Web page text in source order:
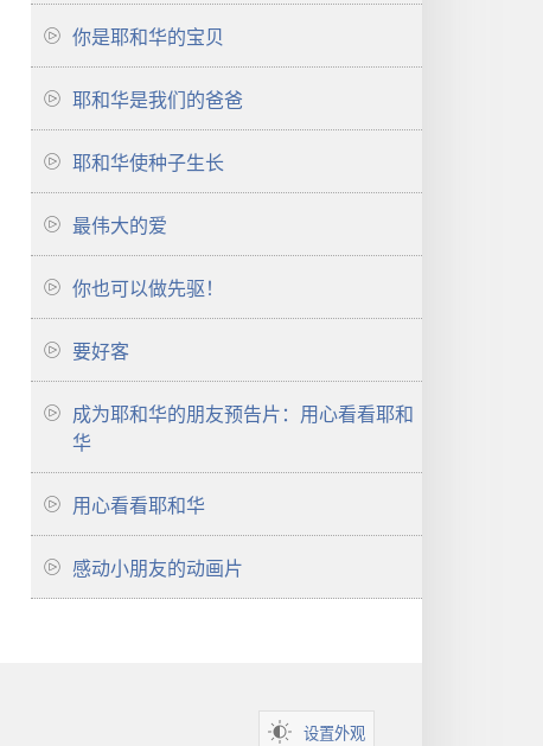
你是耶和华的宝贝
耶和华是我们的爸爸
耶和华使种子生长
最伟大的爱
你也可以做先驱！
要好客
成为耶和华的朋友预告片：用心看看耶和
华
用心看看耶和华
感动小朋友的动画片
设置外观